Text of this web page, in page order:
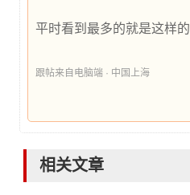
平时看到最多的就是这样
跟帖来自电脑端 · 中国上海
相关文章